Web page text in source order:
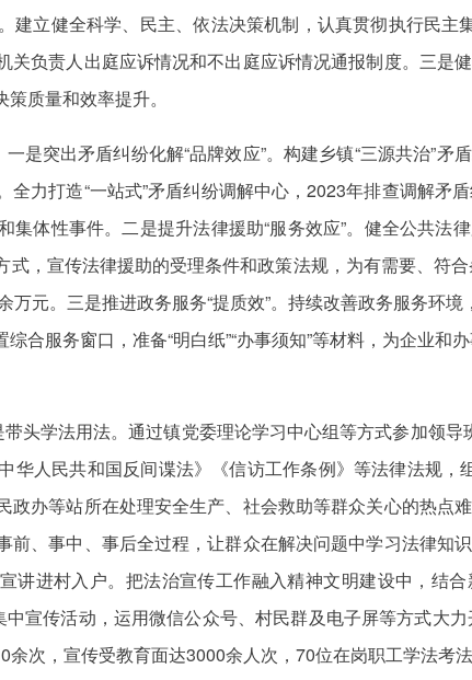
。建立健全科学、民主、依法决策机制，认真贯彻执行民主
关负责人出庭应诉情况和不出庭应诉情况通报制度。三是
质量和效率提升。
一是突出矛盾纠纷化解“品牌效应”。构建乡镇“三源共治”矛
全力打造“一站式”矛盾纠纷调解中心，2023年排查调解矛
集体性事件。二是提升法律援助“服务效应”。健全公共法
，宣传法律援助的受理条件和政策法规，为有需要、符
元。三是推进政务服务“提质效”。持续改善政务服务环境
合服务窗口，准备“明白纸”“办事须知”等材料，为企业和
带头学法用法。通过镇党委理论学习中心组等方式参加领
中华人民共和国反间谍法》《信访工作条例》等法律法规，
办等站所在处理安全生产、社会救助等群众关心的热点
、事中、事后全过程，让群众在解决问题中学习法律知
宣讲进村入户。把法治宣传工作融入精神文明建设中 ，结
宣传活动，运用微信公众号、村民群及电子屏等方式大
次，宣传受教育面达3000余人次，70位在岗职工学法考法